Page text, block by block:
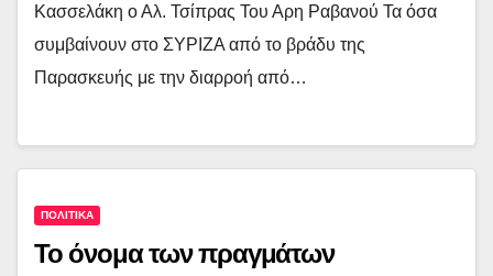
Κασσελάκη ο Αλ. Τσίπρας Του Αρη Ραβανού Τα όσα
συμβαίνουν στο ΣΥΡΙΖΑ από το βράδυ της
Παρασκευής με την διαρροή από…
ΠΟΛΙΤΙΚΑ
Το όνομα των πραγμάτων